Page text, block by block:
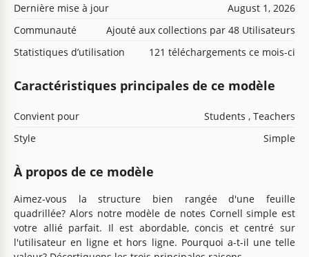
Dernière mise à jour
August 1, 2026
Communauté
Ajouté aux collections par 48 Utilisateurs
Statistiques d’utilisation
121 téléchargements ce mois-ci
Caractéristiques principales de ce modèle
Convient pour
Students , Teachers
Style
Simple
À propos de ce modèle
Aimez-vous la structure bien rangée d'une feuille
quadrillée? Alors notre modèle de notes Cornell simple est
votre allié parfait. Il est abordable, concis et centré sur
l'utilisateur en ligne et hors ligne. Pourquoi a-t-il une telle